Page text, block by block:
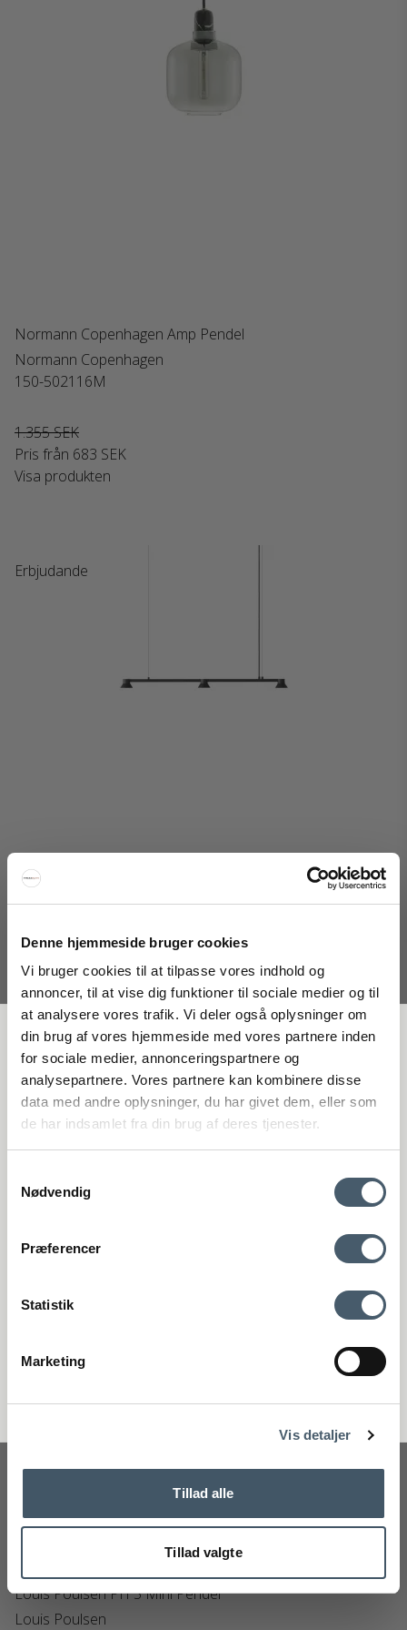
Denne hjemmeside bruger cookies
Vi bruger cookies til at tilpasse vores indhold og
annoncer, til at vise dig funktioner til sociale medier og til
at analysere vores trafik. Vi deler også oplysninger om
din brug af vores hjemmeside med vores partnere inden
for sociale medier, annonceringspartnere og
analysepartnere. Vores partnere kan kombinere disse
data med andre oplysninger, du har givet dem, eller som
de har indsamlet fra din brug af deres tjenester.
Nødvendig
Præferencer
Statistik
Marketing
Vis detaljer
Tillad alle
Tillad valgte
Normann Copenhagen Amp Pendel
Normann Copenhagen
150-502116M
1.355 SEK
Pris från 683 SEK
Visa produkten
Erbjudande
Normann Copenhagen Hat Linear Loftlampe
Normann Copenhagen
150-608335M
5.215 SEK
Pris från3.912 SEK
Visa produkten
Erbjudande
Louis Poulsen PH 5 Mini Pendel
Louis Poulsen
FÅ 20 % RABATT
Få 20 % rabatt genom att prenumerera på vårt nyhetsbrev. *Din rabatt
kan inte användas på redan nedsatta varor eller produkter från
Rocket.
Genom att anmäla dig till vårt nyhetsbrev godkänner du att få vårt
Nej tack